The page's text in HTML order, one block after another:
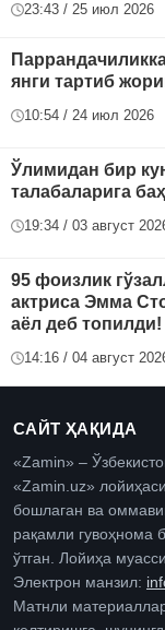
23:43 / 25 июл 2026
янги тартиб
10:54 / 24 июл 2026
Ўлимидан бир
талабаларига
19:34 / 03 август
95 фоизлик
актриса Эмма
аёл деб топилди!
14:16 / 04 август
САЙТ ҲАҚИДА
«Zamin» –
«Zamin.uz»
бошлаган ва
рақамли гувоҳнома
ўтган. Лойиҳа
Электрон манзил:
Матнли